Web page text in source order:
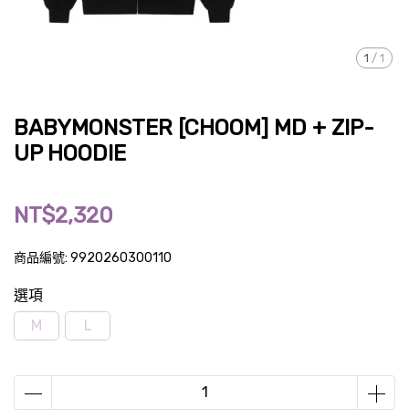
1 / 1
BABYMONSTER [CHOOM] MD + ZIP-
UP HOODIE
NT$2,320
商品編號: 9920260300110
選項
M
L